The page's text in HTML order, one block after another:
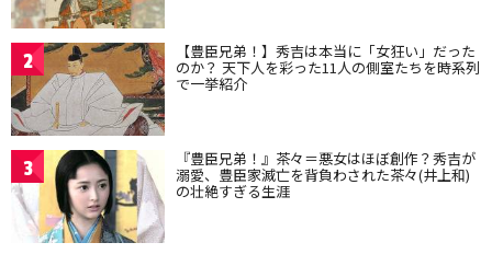
2 【豊臣兄弟！】秀吉は本当に「女狂い」だった
のか？ 天下人を彩った11人の側室たちを時系列
で一挙紹介
3 『豊臣兄弟！』茶々＝悪女はほぼ創作？秀吉が
溺愛、豊臣家滅亡を背負わされた茶々(井上和)
の壮絶すぎる生涯